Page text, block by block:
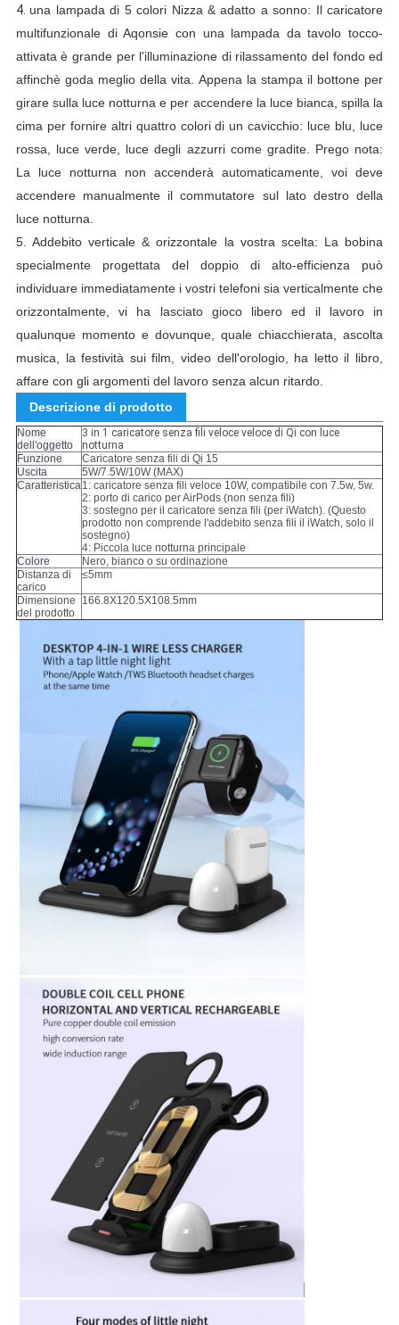
4. una lampada di 5 colori Nizza & adatto a sonno: Il caricatore
multifunzionale di Aqonsie con una lampada da tavolo tocco-
attivata è grande per l'illuminazione di rilassamento del fondo ed
affinchè goda meglio della vita. Appena la stampa il bottone per
girare sulla luce notturna e per accendere la luce bianca, spilla la
cima per fornire altri quattro colori di un cavicchio: luce blu, luce
rossa, luce verde, luce degli azzurri come gradite. Prego nota:
La luce notturna non accenderà automaticamente, voi deve
accendere manualmente il commutatore sul lato destro della
luce notturna.
5.Addebito verticale & orizzontale la vostra scelta: La bobina
specialmente progettata del doppio di alto-efficienza può
individuare immediatamente i vostri telefoni sia verticalmente che
orizzontalmente, vi ha lasciato gioco libero ed il lavoro in
qualunque momento e dovunque, quale chiacchierata, ascolta
musica, la festività sui film, video dell'orologio, ha letto il libro,
affare con gli argomenti del lavoro senza alcun ritardo.
Descrizione di prodotto
Nome
dell'oggetto
3 in 1 caricatore senza fili veloce veloce di Qi con luce
notturna
Funzione
Caricatore senza fili di Qi 15
Uscita
5W/7.5W/10W (MAX)
Caratteristica1: caricatore senza fili veloce 10W, compatibile con 7.5w, 5w.
2: porto di carico per AirPods (non senza fili)
3: sostegno per il caricatore senza fili (per iWatch). (Questo
prodotto non comprende l'addebito senza fili il iWatch, solo il
sostegno)
4: Piccola luce notturna principale
Colore
Nero, bianco o su ordinazione
Distanza di
carico
≤5mm
Dimensione
del prodotto
166.8X120.5X108.5mm